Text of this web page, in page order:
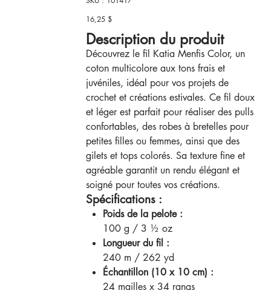
101417
Prix
16,25 $
Description du produit
Découvrez le fil Katia Menfis Color, un
coton multicolore aux tons frais et
juvéniles, idéal pour vos projets de
crochet et créations estivales. Ce fil doux
et léger est parfait pour réaliser des pulls
confortables, des robes à bretelles pour
petites filles ou femmes, ainsi que des
gilets et tops colorés. Sa texture fine et
agréable garantit un rendu élégant et
soigné pour toutes vos créations.
Spécifications :
Poids de la pelote :
100 g / 3 ½ oz
Longueur du fil :
240 m / 262 yd
Échantillon (10 x 10 cm) :
24 mailles x 34 rangs